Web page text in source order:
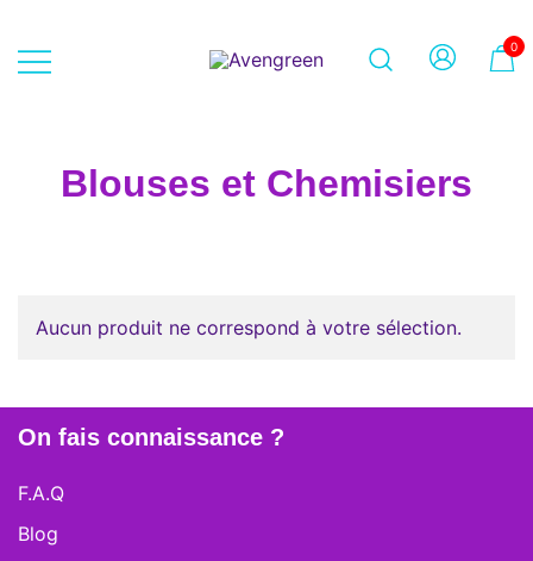
content
0
Blouses et Chemisiers
Aucun produit ne correspond à votre sélection.
On fais connaissance ?
F.A.Q
Blog